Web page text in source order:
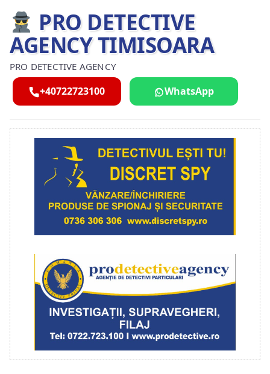
PRO DETECTIVE
AGENCY TIMISOARA
PRO DETECTIVE AGENCY
+40722723100 WhatsApp